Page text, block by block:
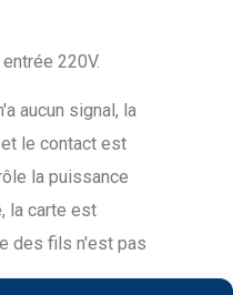
220V.
aucun signal, la
le contact est
la puissance
la carte est
des fils n'est pas